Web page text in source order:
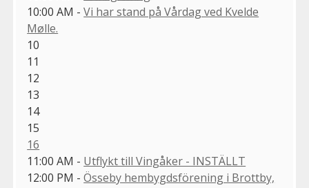
10:00 AM -Vi har stand på Vårdag ved Kvelde
Mølle.
10
11
12
13
14
15
16
11:00 AM - Utflykt till Vingåker - INSTÄLLT
12:00 PM -Össeby hembygdsförening i Brottby,